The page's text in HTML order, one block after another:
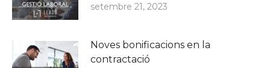
setembre 21, 2023
Noves bonificacions en la
contractació